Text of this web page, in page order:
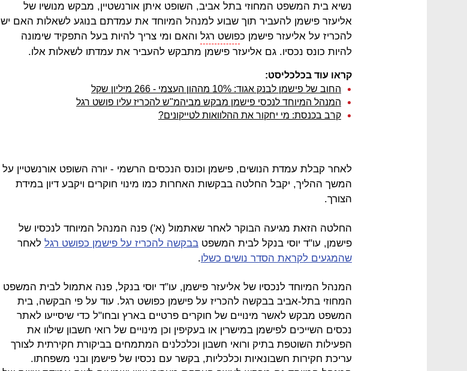
נשיא בית המשפט המחוזי בתל אביב, השופט איתן אורנשטיין, מבקש מנושיו של
אליעזר פישמן להעביר תוך שבוע למנהל המיוחד את עמדתם בנוגע לשאלות האם יש
להכריז על אליעזר פישמן כפושט רגל והאם ומי צריך להיות בעל התפקיד שימונה
להיות כונס נכסיו. גם אליעזר פישמן מתבקש להעביר את עמדתו לשאלות אלו.
קראו עוד בכלכליסט:
החוב של פישמן לבנק אגוד: 10% מההון העצמי - 266 מיליון שקל
המנהל המיוחד לנכסי פישמן מבקש מביהמ"ש להכריז עליו פושט רגל
קרב בכנסת: מי יחקור את ההלוואות לטייקונים?
לאחר קבלת עמדת הנושים, פישמן וכונס הנכסים הרשמי - יורה השופט אורנשטיין על
המשך ההליך, יקבל החלטה בבקשות האחרות כמו מינוי חוקרים ויקבע דיון במידת
הצורך.
החלטה הזאת מגיעה הבוקר לאחר שאתמול (א') פנה המנהל המיוחד לנכסיו של
פישמן, עו"ד יוסי בנקל לבית המשפט בבקשה להכריז על פישמן כפושט רגל לאחר
שהמגעים לקראת הסדר נושים כשלו.
המנהל המיוחד לנכסיו של אליעזר פישמן, עו"ד יוסי בנקל, פנה אתמול לבית המשפט
המחוזי בתל-אביב בבקשה להכריז על פישמן כפושט רגל. עוד על פי הבקשה, בית
המשפט מבקש לאשר מינויים של חוקרים פרטיים בארץ ובחו"ל כדי שיסייעו לאתר
נכסים השייכים לפישמן במישרין או בעקיפין וכן מינויים של רואי חשבון שילוו את
הפעילות השוטפת בתיק ורואי חשבון וכלכלנים המתמחים בביקורת חקירתית לצורך
עריכת חקירות חשבונאיות וכלכליות, בקשר עם נכסיו של פישמן ובני משפחתו.